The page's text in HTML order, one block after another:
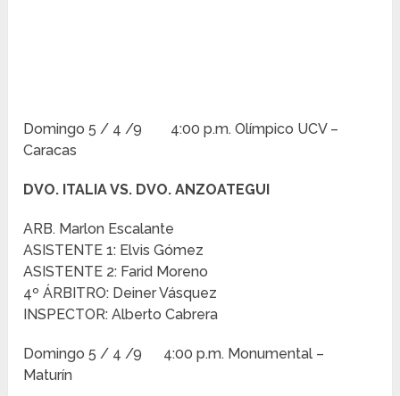
Domingo 5 / 4 /9 4:00 p.m. Olímpico UCV –
Caracas
DVO. ITALIA VS. DVO. ANZOATEGUI
ARB. Marlon Escalante
ASISTENTE 1: Elvis Gómez
ASISTENTE 2: Farid Moreno
4º ÁRBITRO: Deiner Vásquez
INSPECTOR: Alberto Cabrera
Domingo 5 / 4 /9 4:00 p.m. Monumental –
Maturín